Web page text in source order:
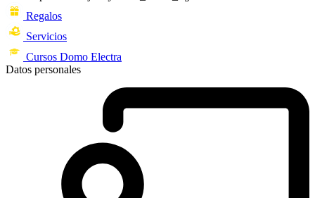
Regalos
Servicios
Cursos Domo Electra
Datos personales